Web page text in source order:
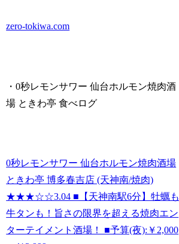
zero-tokiwa.com
・0秒レモンサワー 仙台ホルモン焼肉酒
場 ときわ亭 食べログ
0秒レモンサワー 仙台ホルモン焼肉酒場
ときわ亭 博多春吉店 (天神南/焼肉)
★★★☆☆3.04 ■【天神南駅6分】牡蠣も
牛タンも！旨さの限界を超える焼肉エン
ターテイメント酒場！ ■予算(夜):￥2,000